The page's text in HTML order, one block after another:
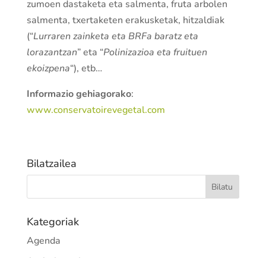
zumoen dastaketa eta salmenta, fruta arbolen
salmenta, txertaketen erakusketak, hitzaldiak
(“Lurraren zainketa eta BRFa baratz eta
lorazantzan” eta “Polinizazioa eta fruituen
ekoizpena“), etb…
Informazio gehiagorako:
www.conservatoirevegetal.com
Bilatzailea
Kategoriak
Agenda